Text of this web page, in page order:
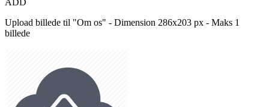
ADD
Upload billede til "Om os" - Dimension 286x203 px - Maks 1
billede